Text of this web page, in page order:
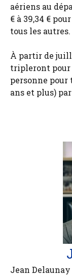
aériens au
€ à 39,34 €
tous les autres.
À partir de
tripleront pour
personne pour
ans et plus)
Jean